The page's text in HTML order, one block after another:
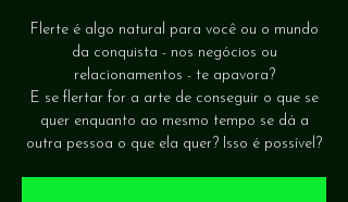
Flerte é algo natural para você ou o mundo
da conquista - nos negócios ou
relacionamentos - te apavora?
E se flertar for a arte de conseguir o que se
quer enquanto ao mesmo tempo se dá a
outra pessoa o que ela quer? Isso é possível?